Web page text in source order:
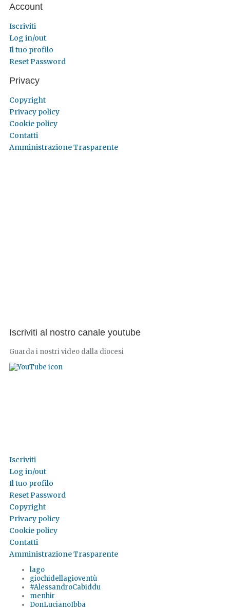
Account
Iscriviti
Log in/out
Il tuo profilo
Reset Password
Privacy
Copyright
Privacy policy
Cookie policy
Contatti
Amministrazione Trasparente
Iscriviti al nostro canale youtube
Guarda i nostri video dalla diocesi
Iscriviti
Log in/out
Il tuo profilo
Reset Password
Copyright
Privacy policy
Cookie policy
Contatti
Amministrazione Trasparente
lago
giochidellagioventù
#AlessandroCabiddu
menhir
DonLucianoIbba